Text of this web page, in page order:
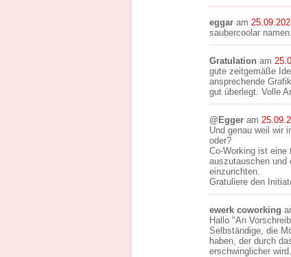
eggar am
saubercoolar
Gratulation am
gute zeitgemäße
ansprechende
gut überlegt. Volle
@Egger am
Und genau weil wir
oder?
Co-Working ist eine
auszutauschen und
einzurichten.
Gratuliere den
ewerk coworking
Hallo "An
Selbständige, die
haben, der durch
erschwinglicher wird.